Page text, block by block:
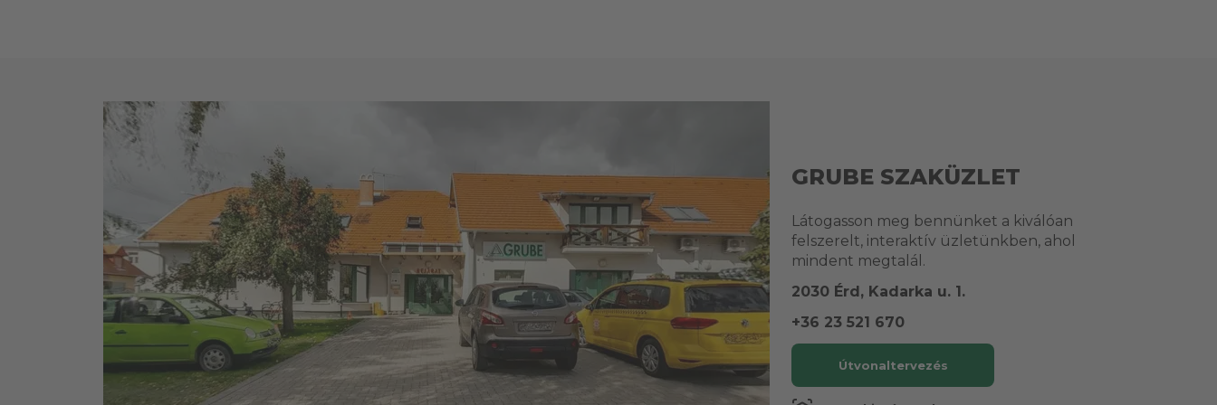
GRUBE SZAKÜZLET
Látogasson meg bennünket a kiválóan
felszerelt, interaktív üzletünkben, ahol
mindent megtalál.
2030 Érd, Kadarka u. 1.
+36 23 521 670
Útvonaltervezés